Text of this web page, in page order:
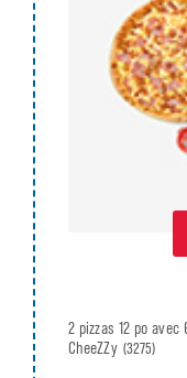
2 pizzas 12 po
CheeZZy (3275)